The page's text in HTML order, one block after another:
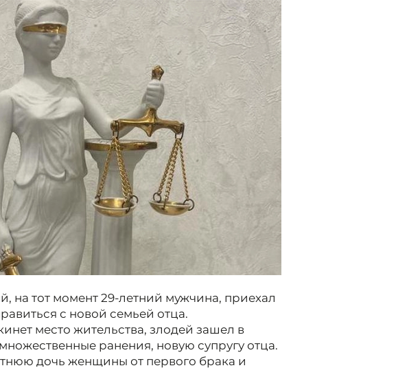
на тот момент 29-летний мужчина, приехал
с новой семьей отца.
место жительства, злодей зашел в
ранения, новую супругу отца.
дочь женщины от первого брака и